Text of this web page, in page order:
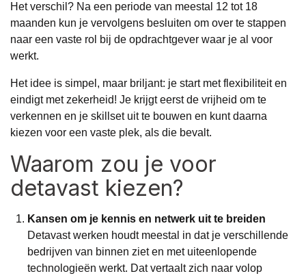
Het verschil? Na een periode van meestal 12 tot 18
maanden kun je vervolgens besluiten om over te stappen
naar een vaste rol bij de opdrachtgever waar je al voor
werkt.
Het idee is simpel, maar briljant: je start met flexibiliteit en
eindigt met zekerheid! Je krijgt eerst de vrijheid om te
verkennen en je skillset uit te bouwen en kunt daarna
kiezen voor een vaste plek, als die bevalt.
Waarom zou je voor
detavast kiezen?
Kansen om je kennis en netwerk uit te breiden
Detavast werken houdt meestal in dat je verschillende
bedrijven van binnen ziet en met uiteenlopende
technologieën werkt. Dat vertaalt zich naar volop